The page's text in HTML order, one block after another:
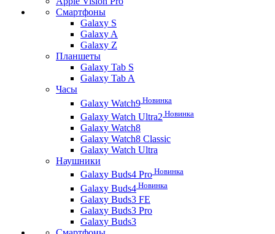
Смартфоны
Galaxy S
Galaxy A
Galaxy Z
Планшеты
Galaxy Tab S
Galaxy Tab A
Часы
Galaxy Watch9 Новинка
Galaxy Watch Ultra2 Новинка
Galaxy Watch8
Galaxy Watch8 Classic
Galaxy Watch Ultra
Наушники
Galaxy Buds4 Pro Новинка
Galaxy Buds4 Новинка
Galaxy Buds3 FE
Galaxy Buds3 Pro
Galaxy Buds3